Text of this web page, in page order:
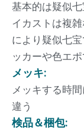
基本的は疑似
イカストは複
により疑似七
ッカーや色エ
メッキ:
メッキする時
違う
検品＆梱包: